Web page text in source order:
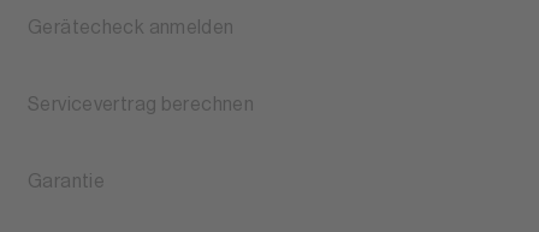
Gerätecheck anmelden
Servicevertrag berechnen
Garantie